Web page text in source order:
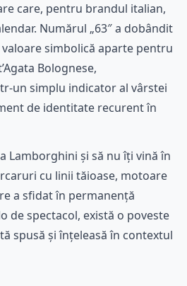
care, pentru brandul italian,
Numărul „63″ a dobândit
simbolică aparte pentru
Bolognese,
un simplu indicator al vârstei
de identitate recurent în
Lamborghini și să nu îți vină în
cu linii tăioase, motoare
a sfidat în permanență
de spectacol, există o poveste
spusă și înțeleasă în contextul